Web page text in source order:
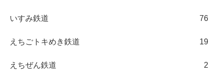
いすみ鉄道 76
えちごトキめき鉄道 19
えちぜん鉄道 2